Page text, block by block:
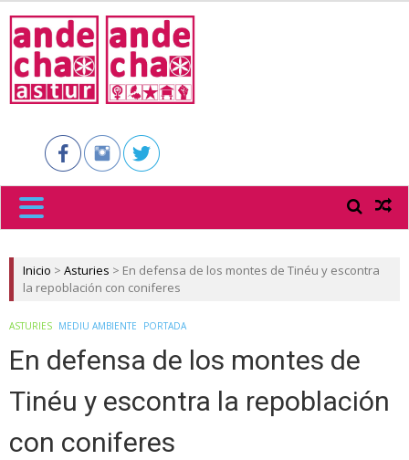
ASTUR
Inicio > Asturies > En defensa de los montes de Tinéu y escontra
la repoblación con coniferes
ASTURIES MEDIU AMBIENTE PORTADA
En defensa de los montes de
Tinéu y escontra la repoblación
con coniferes